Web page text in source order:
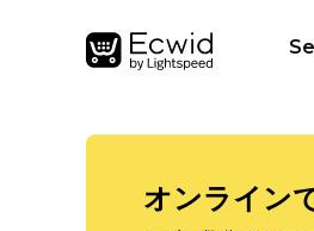
オンライン